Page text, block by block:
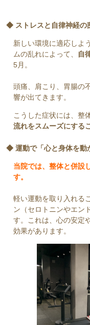
◆ ストレスと自律神経の
新しい環境に適応しよ
ムの乱れによって、
自
5月。
頭痛、肩こり、胃腸の
響が出てきます。
こうした症状には、整
流れをスムーズにする
◆ 運動で「心と身体を動
当院では、整体と併設
す。
軽い運動を取り入れる
ン（セロトニンやエン
す。これは、心の安定
効果があります。